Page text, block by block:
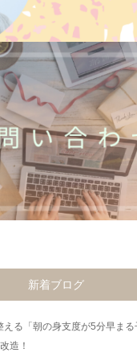
新着ブログ
える「朝の身支度が5分早ま
造！